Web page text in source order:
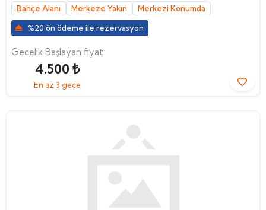
Bahçe Alanı
Merkeze Yakın Merkezi Konumda
%20 ön ödeme ile rezervasyon
Gecelik Başlayan fiyat
4.500 ₺
En az 3 gece